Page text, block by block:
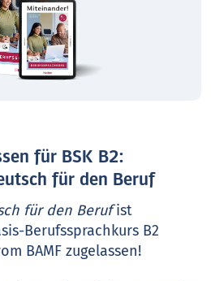
für BSK B2:
für den Beruf
für den Berufist
Berufssprachkurs B2
BAMF zugelassen!